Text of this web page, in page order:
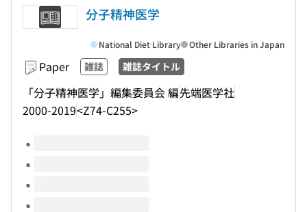
分子精神医学
Paper 雑誌 雑誌タイトル
「分子精神医学」編集委員会 編先端医学社
2000-2019<Z74-C255>
National Diet Library Other Libraries in Japan
Volumes of this title